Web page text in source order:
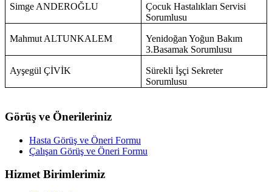
Simge ANDEROĞLU
Çocuk Hastalıkları Servisi
Sorumlusu
Mahmut ALTUNKALEM
Yenidoğan Yoğun Bakım
3.Basamak Sorumlusu
Ayşegül ÇİVİK
Sürekli İşçi Sekreter
Sorumlusu
Görüş ve Önerileriniz
Hasta Görüş ve Öneri Formu
Çalışan Görüş ve Öneri Formu
Hizmet Birimlerimiz